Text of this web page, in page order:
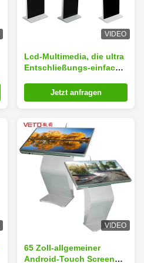
VIDEO
Lcd-Multimedia, die ultra
Entschließungs-einfache
Anzeigen-HD drehen
Jetzt anfragen
VIDEO
65 Zoll-allgemeiner
Android-Touch Screen